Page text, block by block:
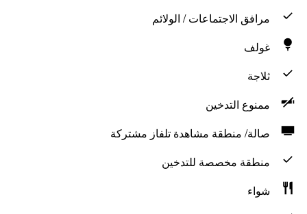
مرافق الاجتماعات / الولائم
غولف
ثلاجة
ممنوع التدخين
صالة/ منطقة مشاهدة تلفاز مشتركة
منطقة مخصصة للتدخين
شواء